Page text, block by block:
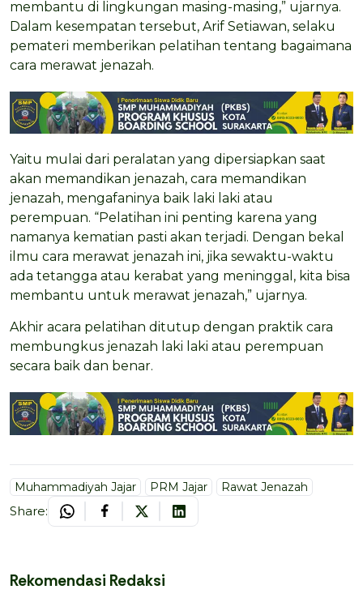
membantu di lingkungan masing-masing,” ujarnya.
Dalam kesempatan tersebut, Arif Setiawan, selaku
pemateri memberikan pelatihan tentang bagaimana
cara merawat jenazah.
Yaitu mulai dari peralatan yang dipersiapkan saat
akan memandikan jenazah, cara memandikan
jenazah, mengafaninya baik laki laki atau
perempuan. “Pelatihan ini penting karena yang
namanya kematian pasti akan terjadi. Dengan bekal
ilmu cara merawat jenazah ini, jika sewaktu-waktu
ada tetangga atau kerabat yang meninggal, kita bisa
membantu untuk merawat jenazah,” ujarnya.
Akhir acara pelatihan ditutup dengan praktik cara
membungkus jenazah laki laki atau perempuan
secara baik dan benar.
Muhammadiyah Jajar PRM Jajar Rawat Jenazah
Share:
Rekomendasi Redaksi